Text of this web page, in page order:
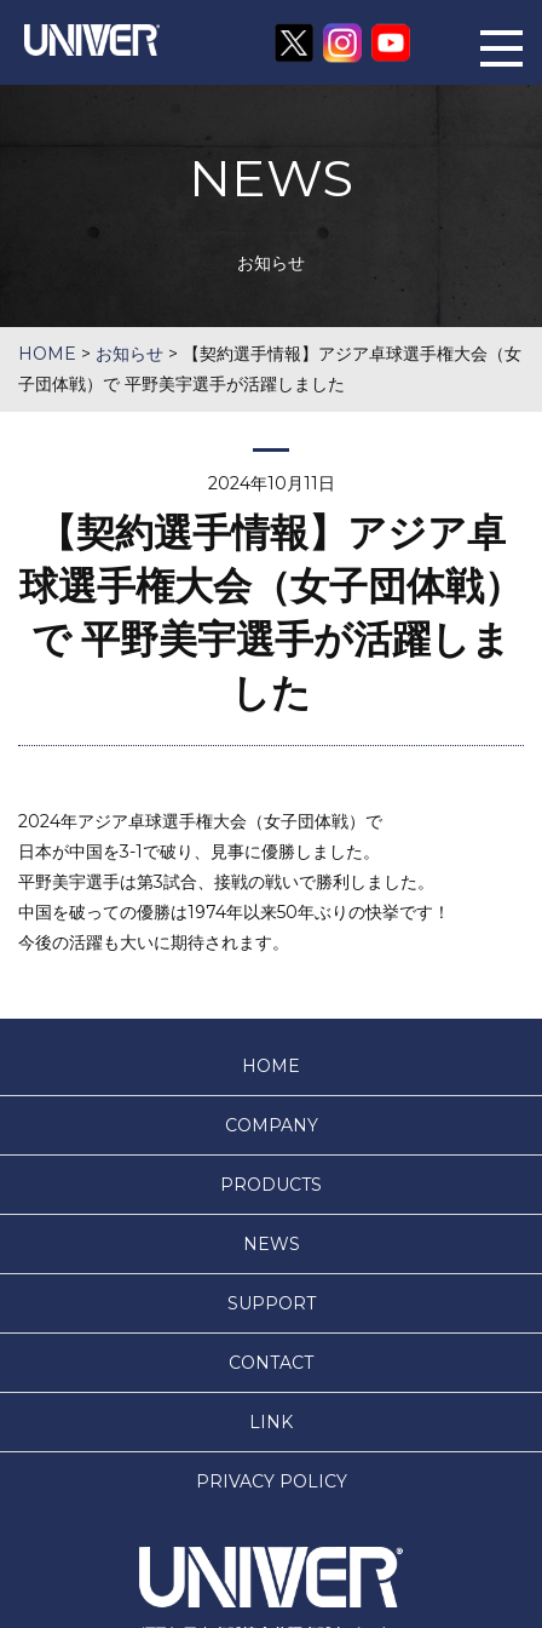
NEWS
お知らせ
HOME > お知らせ >
【契約選手情報】アジア卓球選手権大会（女
子団体戦）で 平野美宇選手が活躍しました
2024年10月11日
【契約選手情報】アジア卓
球選手権大会（女子団体戦）
で 平野美宇選手が活躍しま
した
2024年アジア卓球選手権大会（女子団体戦）で
日本が中国を3-1で破り、見事に優勝しました。
平野美宇選手は第3試合、接戦の戦いで勝利しました。
中国を破っての優勝は1974年以来50年ぶりの快挙です！
今後の活躍も大いに期待されます。
HOME
COMPANY
PRODUCTS
NEWS
SUPPORT
CONTACT
LINK
PRIVACY POLICY